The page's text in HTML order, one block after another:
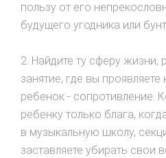
пользу от его
будущего угодника или
2. Найдите ту сферу
занятие, где вы проявляете
ребенок - сопротивление.
ребенку только блага,
в музыкальную школу,
заставляете убирать свои